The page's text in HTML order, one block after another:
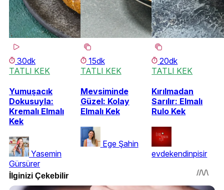
30dk
TATLI KEK
Yumuşacık
Dokusuyla:
Kremalı Elmalı
Kek
Yasemin
Gürsürer
15dk
TATLI KEK
Mevsiminde
Güzel: Kolay
Elmalı Kek
Ege Şahin
20dk
TATLI KEK
Kırılmadan
Sarılır: Elmalı
Rulo Kek
evdekendinpisir